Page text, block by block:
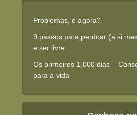
Problemas, e agora?
9 passos para perdoar (a si
e ser livre
Os primeiros 1.000 dias –
para a vida